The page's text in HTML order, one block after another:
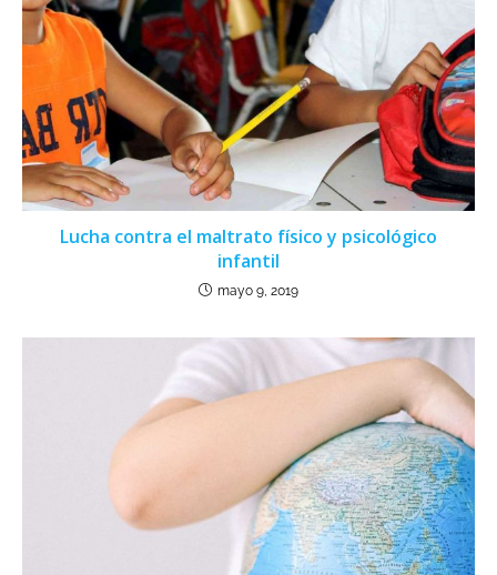
Lucha contra el maltrato físico y psicológico
infantil
mayo 9, 2019